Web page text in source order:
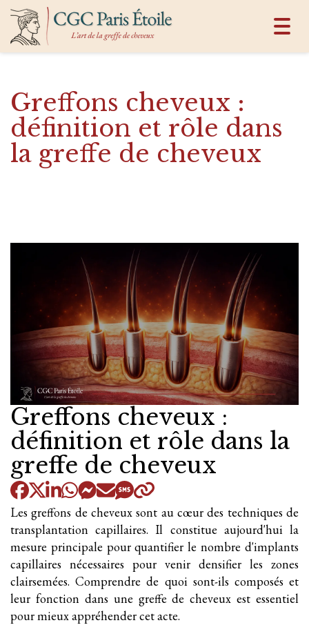
Greffons cheveux :
définition et rôle dans
la greffe de cheveux
Greffons cheveux :
définition et rôle dans la
greffe de cheveux
Les greffons de cheveux sont au cœur des techniques de
transplantation capillaires. Il constitue aujourd'hui la
mesure principale pour quantifier le nombre d'implants
capillaires nécessaires pour venir densifier les zones
clairsemées. Comprendre de quoi sont-ils composés et
leur fonction dans une greffe de cheveux est essentiel
pour mieux appréhender cet acte.